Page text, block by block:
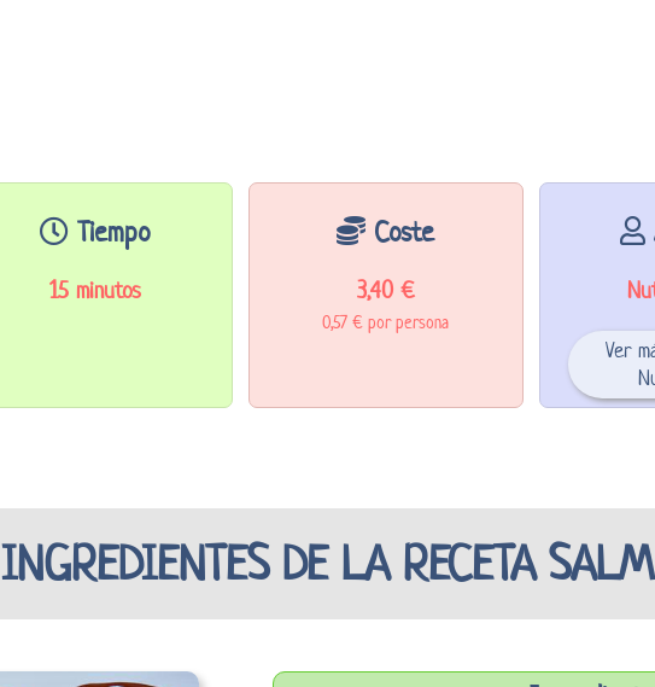
Tiempo
15 minutos
Coste
3,40 €
0,57 € por persona
Ver
INGREDIENTES DE LA RECETA